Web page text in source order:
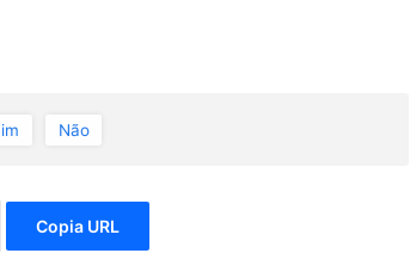
Não
Copia URL